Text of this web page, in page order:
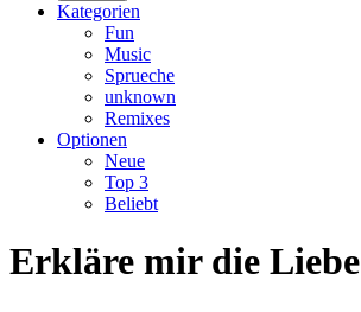
Kategorien
Fun
Music
Sprueche
unknown
Remixes
Optionen
Neue
Top 3
Beliebt
Erkläre mir die Liebe